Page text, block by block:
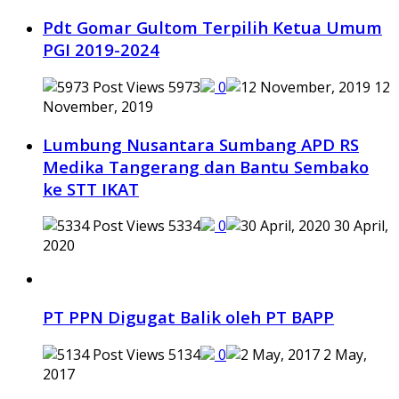
Pdt Gomar Gultom Terpilih Ketua Umum
PGI 2019-2024
5973 0
12
November, 2019
Lumbung Nusantara Sumbang APD RS
Medika Tangerang dan Bantu Sembako
ke STT IKAT
5334 0
30 April,
2020
PT PPN Digugat Balik oleh PT BAPP
5134 0
2 May,
2017